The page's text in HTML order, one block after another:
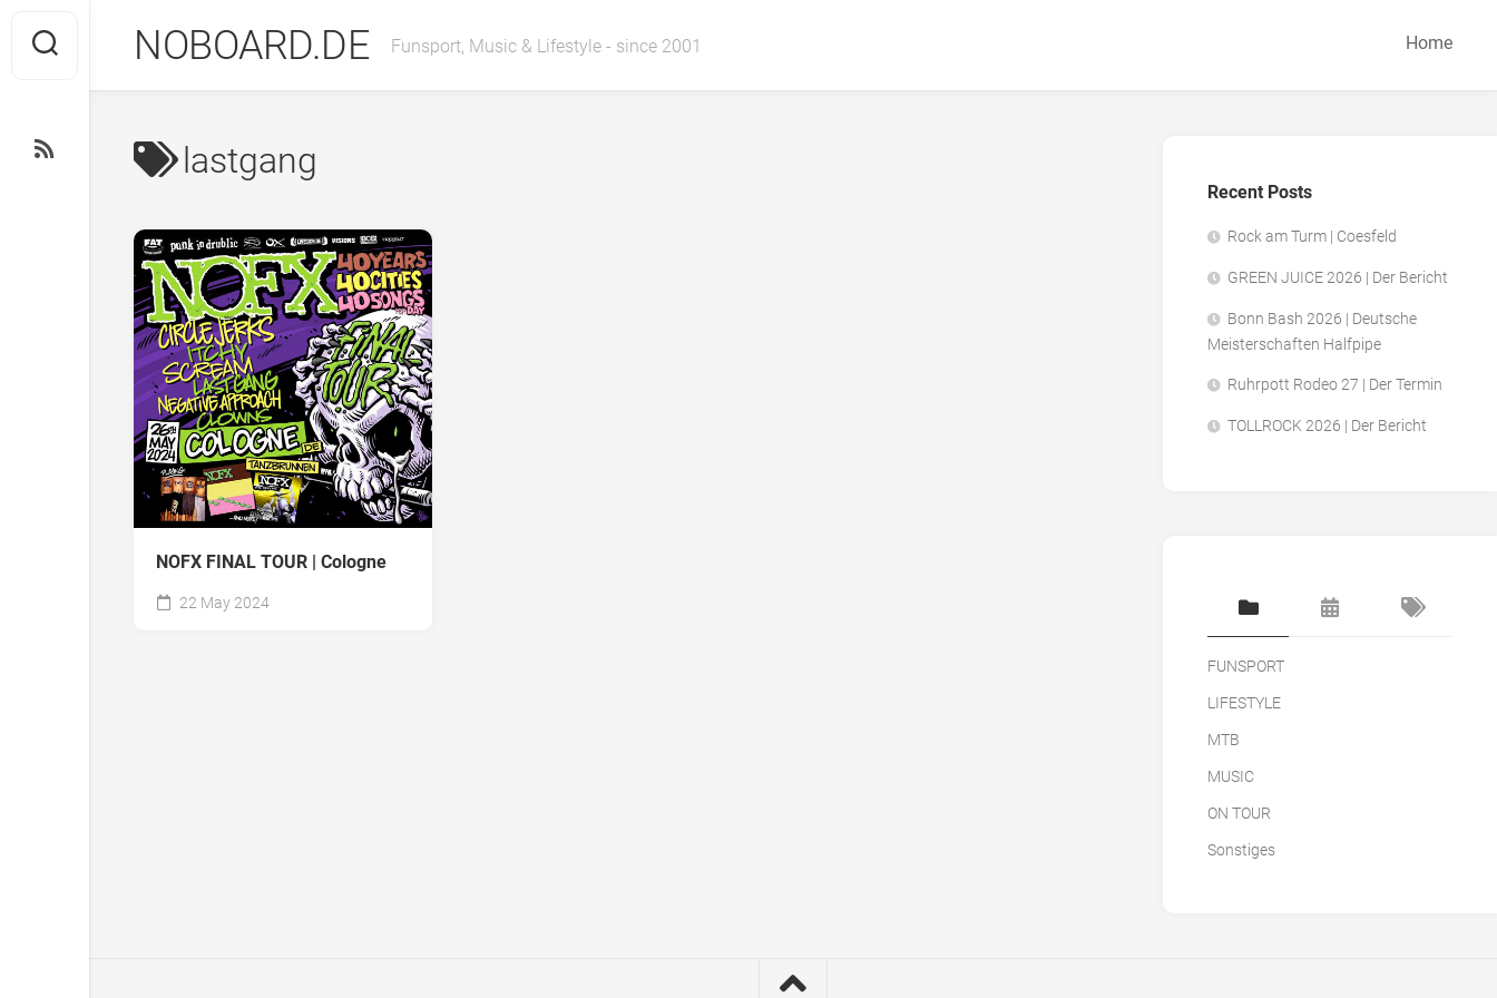
content
NOBOARD.DE Funsport, Music & Lifestyle - since 2001 Home
lastgang
NOFX FINAL TOUR | Cologne
22 May 2024
Recent Posts
Rock am Turm | Coesfeld
GREEN JUICE 2026 | Der Bericht
Bonn Bash 2026 | Deutsche
Meisterschaften Halfpipe
Ruhrpott Rodeo 27 | Der Termin
TOLLROCK 2026 | Der Bericht
FUNSPORT
LIFESTYLE
MTB
MUSIC
ON TOUR
Sonstiges